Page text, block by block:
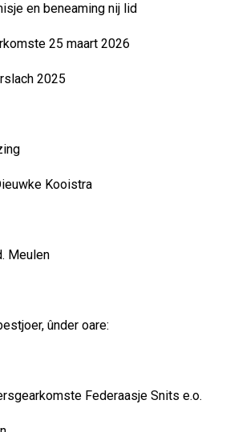
en beneaming nij lid
25 maart 2026
2025
Kooistra
Meulen
ûnder oare:
Federaasje Snits e.o.